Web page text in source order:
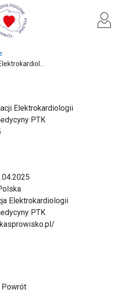
Elektrokardiologii
PTK
Elektrokardiologii
PTK
Powrót